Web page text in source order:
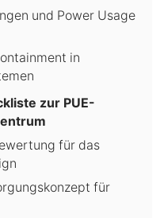
und Power Usage
in
zur PUE-
für das
für